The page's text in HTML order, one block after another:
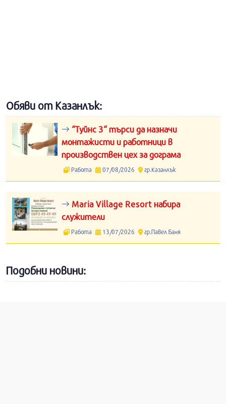
Обяви от Казанлък:
“Туйнс 3“ търси да назначи
монтажисти и работници в
производствен цех за дограма
Работа 07/08/2026 гр.Казанлък
Maria Village Resort набира
служители
Работа 13/07/2026 гр.Павел Баня
Подобни новини: